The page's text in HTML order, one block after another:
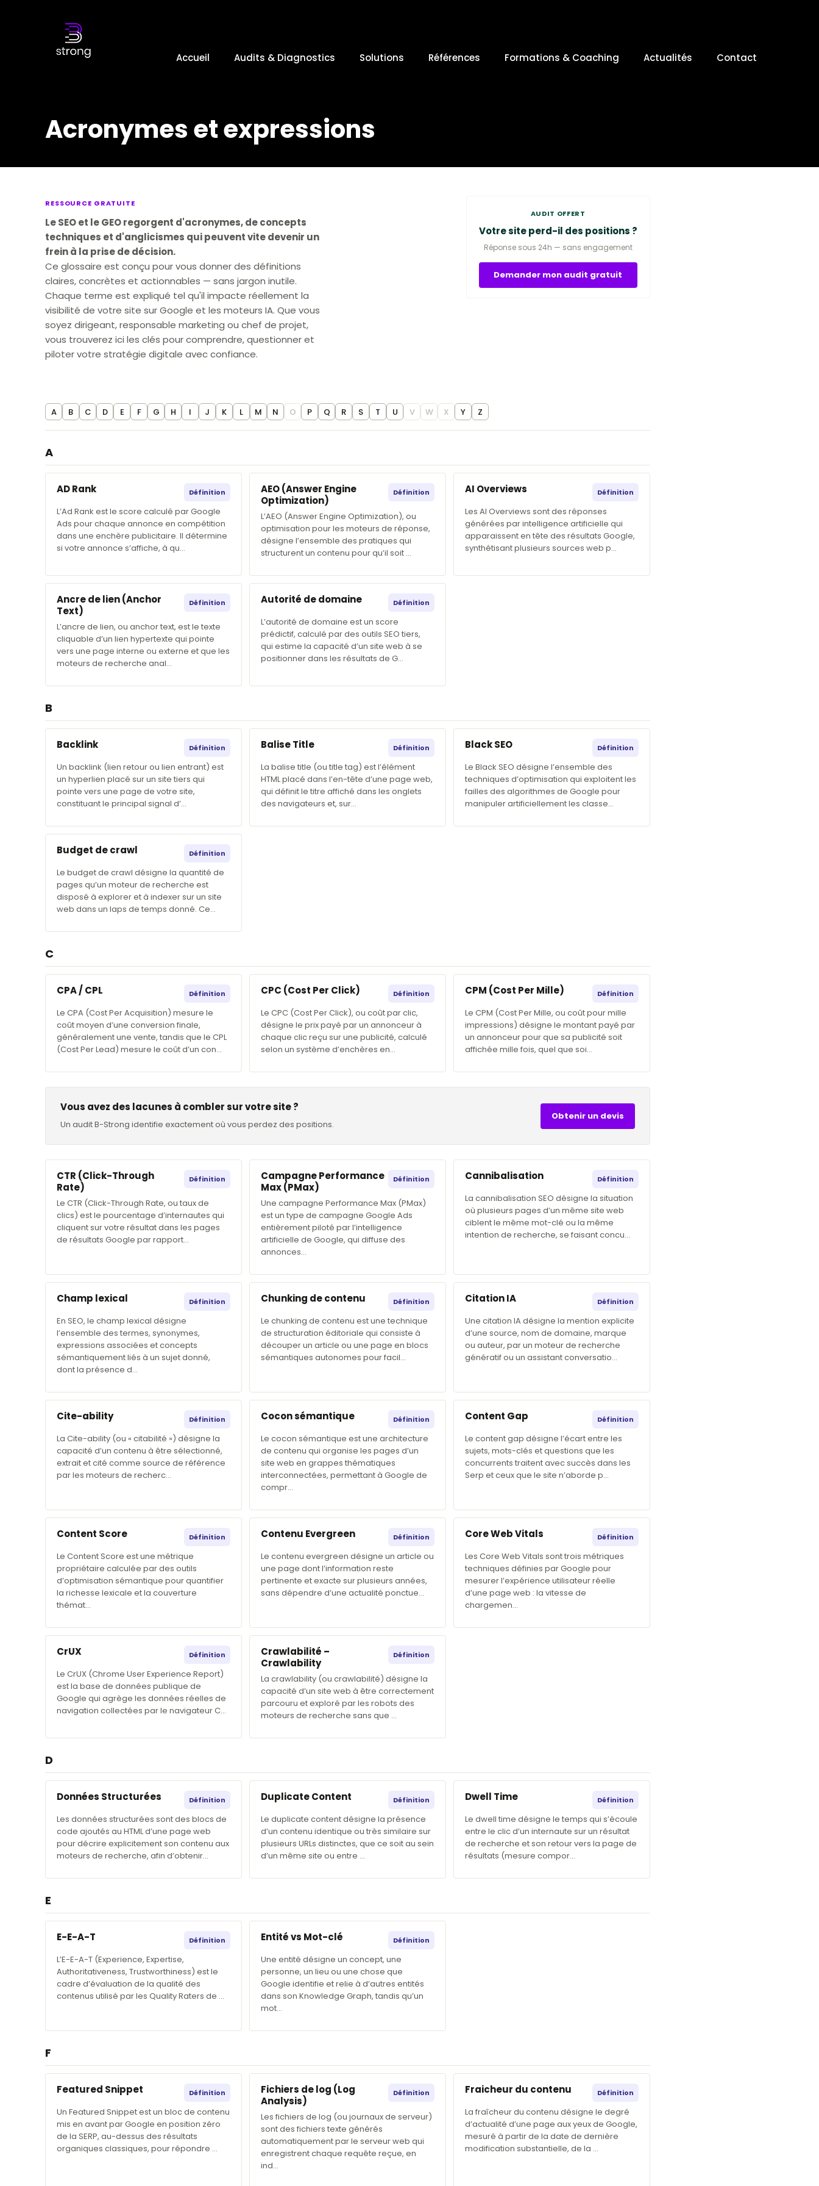
Accueil Audits & Diagnostics Solutions Références Formations & Coaching Actualités Contact
Acronymes et expressions
RESSOURCE GRATUITE
Le SEO et le GEO regorgent d'acronymes, de concepts
techniques et d'anglicismes qui peuvent vite devenir un
frein à la prise de décision.
Ce glossaire est conçu pour vous donner des définitions
claires, concrètes et actionnables — sans jargon inutile.
Chaque terme est expliqué tel qu'il impacte réellement la
visibilité de votre site sur Google et les moteurs IA. Que vous
soyez dirigeant, responsable marketing ou chef de projet,
vous trouverez ici les clés pour comprendre, questionner et
piloter votre stratégie digitale avec confiance.
AUDIT OFFERT
Votre site perd-il des positions ?
Réponse sous 24h — sans engagement
Demander mon audit gratuit
A B C D E F G H I J K L M N O P Q R S T U V W X Y Z
A
AD Rank Définition
L’Ad Rank est le score calculé par Google
Ads pour chaque annonce en compétition
dans une enchère publicitaire. Il détermine
si votre annonce s’affiche, à qu…
AEO (Answer Engine
Optimization)
Définition
L’AEO (Answer Engine Optimization), ou
optimisation pour les moteurs de réponse,
désigne l’ensemble des pratiques qui
structurent un contenu pour qu’il soit …
AI Overviews Définition
Les AI Overviews sont des réponses
générées par intelligence artificielle qui
apparaissent en tête des résultats Google,
synthétisant plusieurs sources web p…
Ancre de lien (Anchor
Text)
Définition
L’ancre de lien, ou anchor text, est le texte
cliquable d’un lien hypertexte qui pointe
vers une page interne ou externe et que les
moteurs de recherche anal…
Autorité de domaine Définition
L’autorité de domaine est un score
prédictif, calculé par des outils SEO tiers,
qui estime la capacité d’un site web à se
positionner dans les résultats de G…
B
Backlink Définition
Un backlink (lien retour ou lien entrant) est
un hyperlien placé sur un site tiers qui
pointe vers une page de votre site,
constituant le principal signal d’…
Balise Title Définition
La balise title (ou title tag) est l’élément
HTML placé dans l’en-tête d’une page web,
qui définit le titre affiché dans les onglets
des navigateurs et, sur…
Black SEO Définition
Le Black SEO désigne l’ensemble des
techniques d’optimisation qui exploitent les
failles des algorithmes de Google pour
manipuler artificiellement les classe…
Budget de crawl Définition
Le budget de crawl désigne la quantité de
pages qu’un moteur de recherche est
disposé à explorer et à indexer sur un site
web dans un laps de temps donné. Ce…
C
CPA / CPL Définition
Le CPA (Cost Per Acquisition) mesure le
coût moyen d’une conversion finale,
généralement une vente, tandis que le CPL
(Cost Per Lead) mesure le coût d’un con…
CPC (Cost Per Click) Définition
Le CPC (Cost Per Click), ou coût par clic,
désigne le prix payé par un annonceur à
chaque clic reçu sur une publicité, calculé
selon un système d’enchères en…
CPM (Cost Per Mille) Définition
Le CPM (Cost Per Mille, ou coût pour mille
impressions) désigne le montant payé par
un annonceur pour que sa publicité soit
affichée mille fois, quel que soi…
Vous avez des lacunes à combler sur votre site ?
Un audit B-Strong identifie exactement où vous perdez des positions.
Obtenir un devis
CTR (Click-Through
Rate)
Définition
Le CTR (Click-Through Rate, ou taux de
clics) est le pourcentage d’internautes qui
cliquent sur votre résultat dans les pages
de résultats Google par rapport…
Campagne Performance
Max (PMax)
Définition
Une campagne Performance Max (PMax)
est un type de campagne Google Ads
entièrement piloté par l’intelligence
artificielle de Google, qui diffuse des
annonces…
Cannibalisation Définition
La cannibalisation SEO désigne la situation
où plusieurs pages d’un même site web
ciblent le même mot-clé ou la même
intention de recherche, se faisant concu…
Champ lexical Définition
En SEO, le champ lexical désigne
l’ensemble des termes, synonymes,
expressions associées et concepts
sémantiquement liés à un sujet donné,
dont la présence d…
Chunking de contenu Définition
Le chunking de contenu est une technique
de structuration éditoriale qui consiste à
découper un article ou une page en blocs
sémantiques autonomes pour facil…
Citation IA Définition
Une citation IA désigne la mention explicite
d’une source, nom de domaine, marque
ou auteur, par un moteur de recherche
génératif ou un assistant conversatio…
Cite-ability Définition
La Cite-ability (ou « citabilité ») désigne la
capacité d’un contenu à être sélectionné,
extrait et cité comme source de référence
par les moteurs de recherc…
Cocon sémantique Définition
Le cocon sémantique est une architecture
de contenu qui organise les pages d’un
site web en grappes thématiques
interconnectées, permettant à Google de
compr…
Content Gap Définition
Le content gap désigne l’écart entre les
sujets, mots-clés et questions que les
concurrents traitent avec succès dans les
Serp et ceux que le site n’aborde p…
Content Score Définition
Le Content Score est une métrique
propriétaire calculée par des outils
d’optimisation sémantique pour quantifier
la richesse lexicale et la couverture
thémat…
Contenu Evergreen Définition
Le contenu evergreen désigne un article ou
une page dont l’information reste
pertinente et exacte sur plusieurs années,
sans dépendre d’une actualité ponctue…
Core Web Vitals Définition
Les Core Web Vitals sont trois métriques
techniques définies par Google pour
mesurer l’expérience utilisateur réelle
d’une page web : la vitesse de
chargemen…
CrUX Définition
Le CrUX (Chrome User Experience Report)
est la base de données publique de
Google qui agrège les données réelles de
navigation collectées par le navigateur C…
Crawlabilité –
Crawlability
Définition
La crawlability (ou crawlabilité) désigne la
capacité d’un site web à être correctement
parcouru et exploré par les robots des
moteurs de recherche sans que …
D
Données Structurées Définition
Les données structurées sont des blocs de
code ajoutés au HTML d’une page web
pour décrire explicitement son contenu aux
moteurs de recherche, afin d’obtenir…
Duplicate Content Définition
Le duplicate content désigne la présence
d’un contenu identique ou très similaire sur
plusieurs URLs distinctes, que ce soit au sein
d’un même site ou entre …
Dwell Time Définition
Le dwell time désigne le temps qui s’écoule
entre le clic d’un internaute sur un résultat
de recherche et son retour vers la page de
résultats (mesure compor…
E
E-E-A-T Définition
L’E-E-A-T (Experience, Expertise,
Authoritativeness, Trustworthiness) est le
cadre d’évaluation de la qualité des
contenus utilisé par les Quality Raters de …
Entité vs Mot-clé Définition
Une entité désigne un concept, une
personne, un lieu ou une chose que
Google identifie et relie à d’autres entités
dans son Knowledge Graph, tandis qu’un
mot…
F
Featured Snippet Définition
Un Featured Snippet est un bloc de contenu
mis en avant par Google en position zéro
de la SERP, au-dessus des résultats
organiques classiques, pour répondre …
Fichiers de log (Log
Analysis)
Définition
Les fichiers de log (ou journaux de serveur)
sont des fichiers texte générés
automatiquement par le serveur web qui
enregistrent chaque requête reçue, en
ind…
Fraicheur du contenu Définition
La fraîcheur du contenu désigne le degré
d’actualité d’une page aux yeux de Google,
mesuré à partir de la date de dernière
modification substantielle, de la …